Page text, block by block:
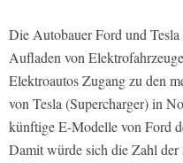
Die Autobauer Ford und
Aufladen von
Elektroautos Zugang zu den
von Tesla (Supercharger) in
künftige E-Modelle von Ford
Damit würde sich die Zahl